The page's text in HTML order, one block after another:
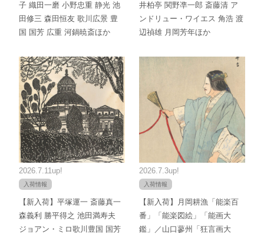
子 織田一磨 小野忠重 静光 池
田修三 森田恒友 歌川広景 豊
国 国芳 広重 河鍋暁斎ほか
井柏亭 関野凖一郎 斎藤清 ア
ンドリュー・ワイエス 角浩 渡
辺禎雄 月岡芳年ほか
2026.7.11up!
入荷情報
【新入荷】平塚運一 斎藤真一
森義利 勝平得之 池田満寿夫
ジョアン・ミロ歌川豊国 国芳
2026.7.3up!
入荷情報
【新入荷】月岡耕漁「能楽百
番」「能楽図絵」「能画大
鑑」／山口蓼州「狂言画大